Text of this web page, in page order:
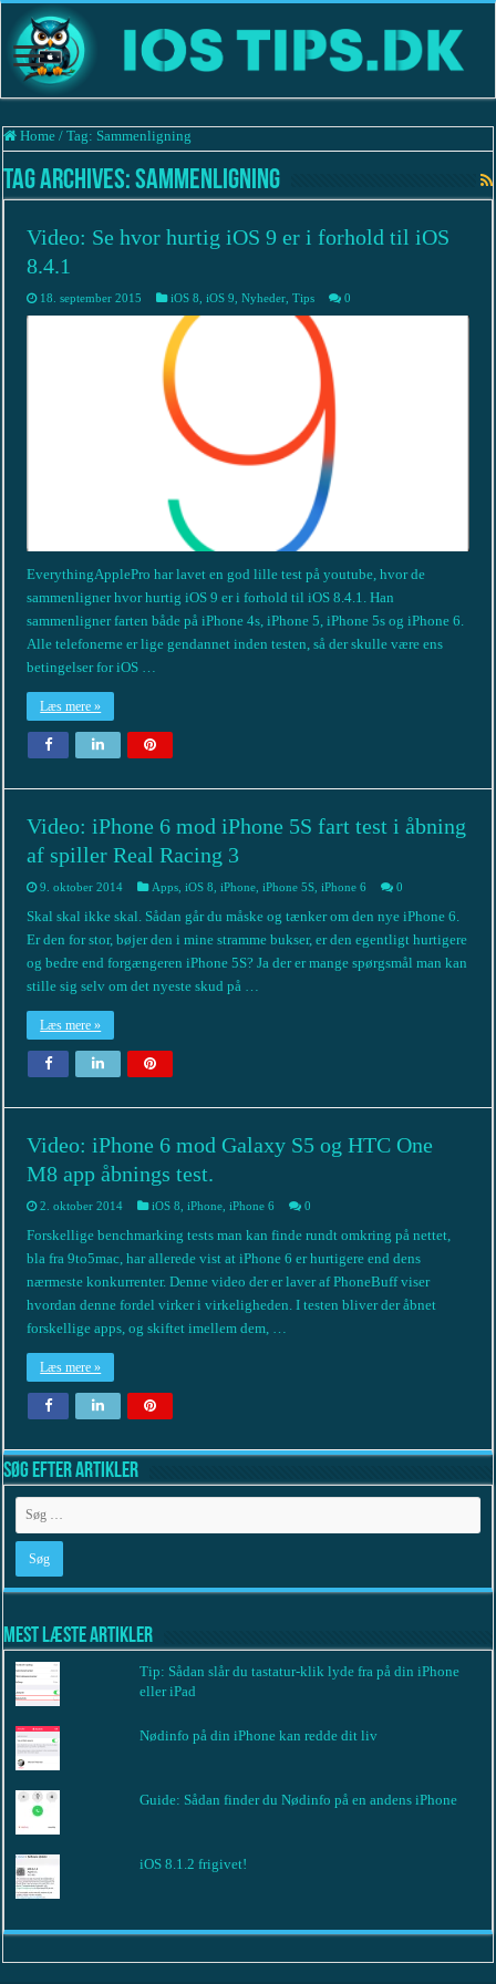
Home / Tag: Sammenligning
Tag Archives:Sammenligning
Video: Se hvor hurtig iOS 9 er i forhold til iOS
8.4.1
18. september 2015 iOS 8 ,iOS 9 ,Nyheder ,Tips 0
EverythingApplePro har lavet en god lille test på youtube, hvor de
sammenligner hvor hurtig iOS 9 er i forhold til iOS 8.4.1. Han
sammenligner farten både på iPhone 4s, iPhone 5, iPhone 5s og iPhone 6.
Alle telefonerne er lige gendannet inden testen, så der skulle være ens
betingelser for iOS …
Læs mere »
Video: iPhone 6 mod iPhone 5S fart test i åbning
af spiller Real Racing 3
9. oktober 2014 Apps ,iOS 8 ,iPhone ,iPhone 5S ,iPhone 6 0
Skal skal ikke skal. Sådan går du måske og tænker om den nye iPhone 6.
Er den for stor, bøjer den i mine stramme bukser, er den egentligt hurtigere
og bedre end forgængeren iPhone 5S? Ja der er mange spørgsmål man kan
stille sig selv om det nyeste skud på …
Læs mere »
Video: iPhone 6 mod Galaxy S5 og HTC One
M8 app åbnings test.
2. oktober 2014 iOS 8 ,iPhone ,iPhone 6 0
Forskellige benchmarking tests man kan finde rundt omkring på nettet,
bla fra 9to5mac, har allerede vist at iPhone 6 er hurtigere end dens
nærmeste konkurrenter. Denne video der er laver af PhoneBuff viser
hvordan denne fordel virker i virkeligheden. I testen bliver der åbnet
forskellige apps, og skiftet imellem dem, …
Læs mere »
Søg efter artikler
Mest læste artikler
Tip: Sådan slår du tastatur-klik lyde fra på din iPhone
eller iPad
Nødinfo på din iPhone kan redde dit liv
Guide: Sådan finder du Nødinfo på en andens iPhone
iOS 8.1.2 frigivet!